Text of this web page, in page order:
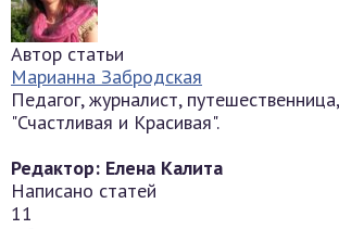
Автор статьи
Марианна Забродская
Педагог, журналист,
"Счастливая и Красивая".
Редактор: Елена Калита
Написано статей
11